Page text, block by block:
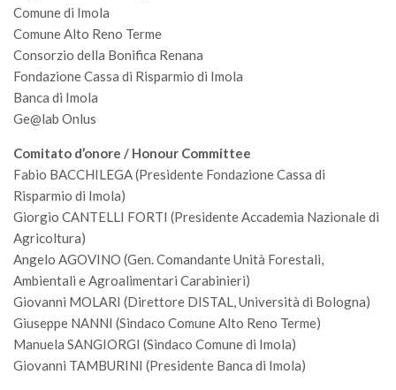
GdL Boschi Cedui
News
Post Recenti
Borse di Studio
Call for Papers
Call for Proposals
Comunicati
Congressi
Corsi di Aggiornamento
Corsi di Specializzazione
Comune di Imola
Comune Alto Reno Terme
Consorzio della Bonifica Renana
Fondazione Cassa di Risparmio di Imola
Banca di Imola
Ge@lab Onlus
Comitato d’onore / Honour Committee
Fabio BACCHILEGA (Presidente Fondazione Cassa di
Risparmio di Imola)
Giorgio CANTELLI FORTI (Presidente Accademia Nazionale di
Agricoltura)
Angelo AGOVINO (Gen. Comandante Unità Forestali,
Ambientali e Agroalimentari Carabinieri)
Giovanni MOLARI (Direttore DISTAL, Università di Bologna)
Giuseppe NANNI (Sindaco Comune Alto Reno Terme)
Manuela SANGIORGI (Sindaco Comune di Imola)
Giovanni TAMBURINI (Presidente Banca di Imola)